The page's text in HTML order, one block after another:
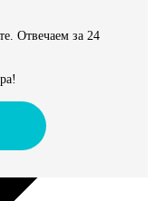
Отвечаем за 24